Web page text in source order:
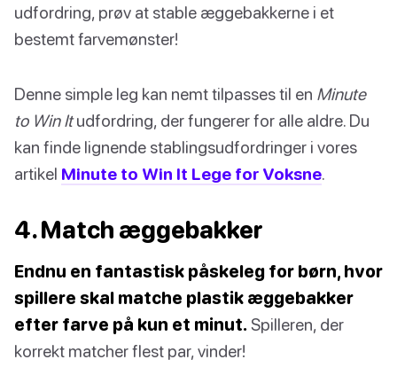
udfordring, prøv at stable æggebakkerne i et
bestemt farvemønster!
Denne simple leg kan nemt tilpasses til en Minute
to Win Itudfordring, der fungerer for alle aldre. Du
kan finde lignende stablingsudfordringer i vores
artikel Minute to Win It Lege for Voksne.
4. Match æggebakker
Endnu en fantastisk påskeleg for børn, hvor
spillere skal matche plastik æggebakker
efter farve på kun et minut. Spilleren, der
korrekt matcher flest par, vinder!